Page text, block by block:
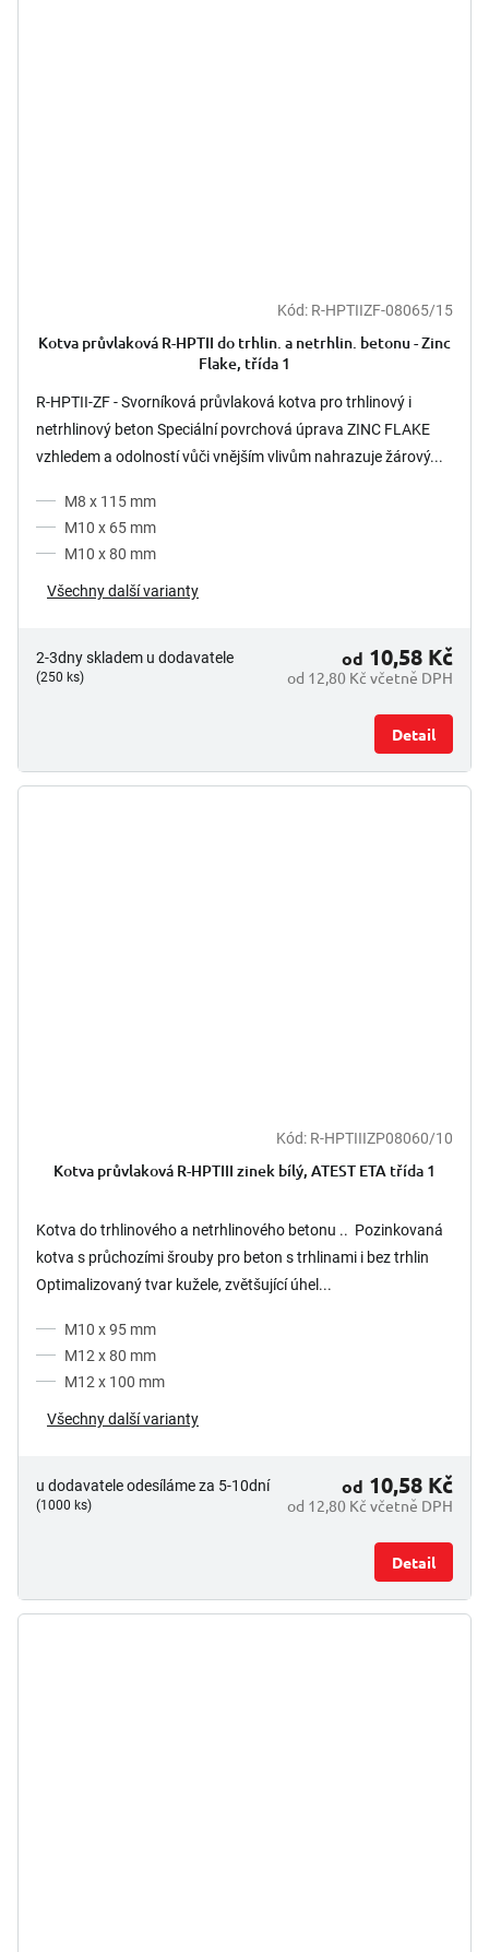
Kód: R-HPTIIZF-08065/15
Kotva průvlaková R-HPTII do trhlin. a netrhlin. betonu - Zinc
Flake, třída 1
R-HPTII-ZF - Svorníková průvlaková kotva pro trhlinový i
netrhlinový beton Speciální povrchová úprava ZINC FLAKE
vzhledem a odolností vůči vnějším vlivům nahrazuje žárový...
M8 x 115 mm
M10 x 65 mm
M10 x 80 mm
Všechny další varianty
2-3dny skladem u dodavatele
(250 ks) od 12,80 Kč včetně DPH
od 10,58 Kč
Detail
Kód: R-HPTIIIZP08060/10
Kotva průvlaková R-HPTIII zinek bílý, ATEST ETA třída 1
Kotva do trhlinového a netrhlinového betonu .. Pozinkovaná
kotva s průchozími šrouby pro beton s trhlinami i bez trhlin
Optimalizovaný tvar kužele, zvětšující úhel...
M10 x 95 mm
M12 x 80 mm
M12 x 100 mm
Všechny další varianty
u dodavatele odesíláme za 5-10dní
(1000 ks) od 12,80 Kč včetně DPH
od 10,58 Kč
Detail